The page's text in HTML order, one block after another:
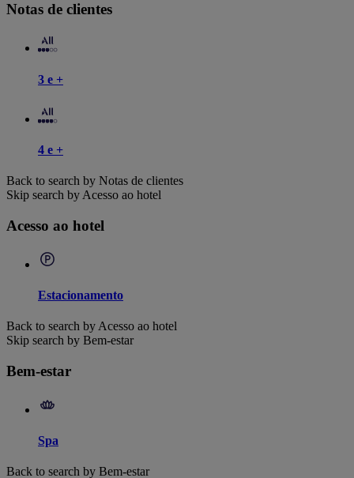
Notas de clientes
3 e +
4 e +
Back to search by Notas de clientes
Skip search by Acesso ao hotel
Acesso ao hotel
Estacionamento
Back to search by Acesso ao hotel
Skip search by Bem-estar
Bem-estar
Spa
Back to search by Bem-estar